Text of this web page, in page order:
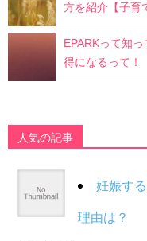
方を紹介【子
EPARKって知
得になるって！
人気の記事
妊娠す
理由は？